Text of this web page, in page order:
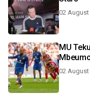
02 August
MU
02 August